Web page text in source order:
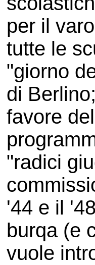
per il
tutte le
"giorno
di
favore
"radici
'44 e il
burqa (e
vuole